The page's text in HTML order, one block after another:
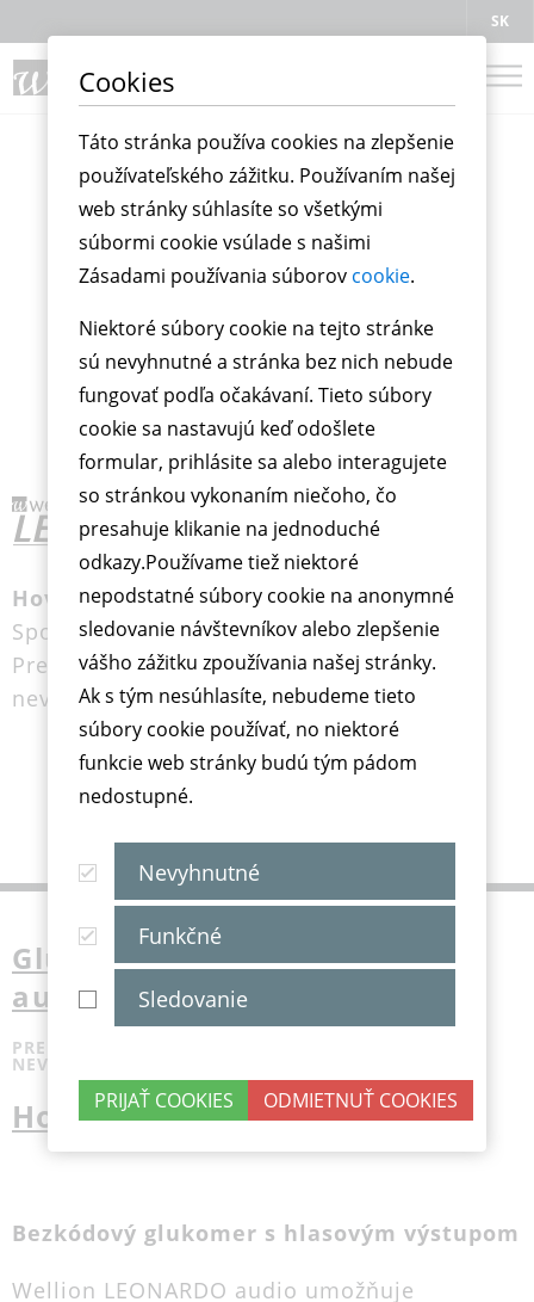
Cookies
Táto stránka používa cookies na zlepšenie
používateľského zážitku. Používaním našej
web stránky súhlasíte so všetkými
súbormi cookie vsúlade s našimi
Zásadami používania súborov cookie.
Niektoré súbory cookie na tejto stránke
sú nevyhnutné a stránka bez nich nebude
fungovať podľa očakávaní. Tieto súbory
cookie sa nastavujú keď odošlete
formular, prihlásite sa alebo interagujete
so stránkou vykonaním niečoho, čo
presahuje klikanie na jednoduché
odkazy.Používame tiež niektoré
nepodstatné súbory cookie na anonymné
sledovanie návštevníkov alebo zlepšenie
vášho zážitku zpoužívania našej stránky.
Ak s tým nesúhlasíte, nebudeme tieto
súbory cookie používať, no niektoré
funkcie web stránky budú tým pádom
nedostupné.
Nevyhnutné
Funkčné
Sledovanie
SK
Hovoriaci glukomer
Spoľahlivý a presný
Pre ľudí so zrakovým postihnutím alebo
nevidiacich
Glukomer Wellion LEONARDO
audio
PRE ĽUDÍ SO ZRAKOVÝM POSTIHNUTÍM ALEBO
NEVIDIACICH
Hovoriaci glukomer
Bezkódový glukomer s hlasovým výstupom
Wellion LEONARDO audio umožňuje